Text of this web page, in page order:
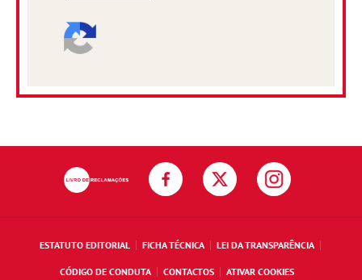
ESTATUTO EDITORIAL FICHA TÉCNICA LEI DA TRANSPARÊNCIA
CÓDIGO DE CONDUTA CONTACTOS ATIVAR COOKIES